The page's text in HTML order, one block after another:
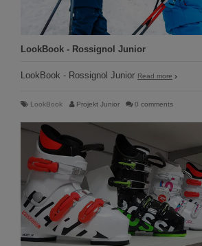
LookBook - Rossignol Junior
LookBook - Rossignol Junior Read more
LookBook Projekt Junior 0 comments